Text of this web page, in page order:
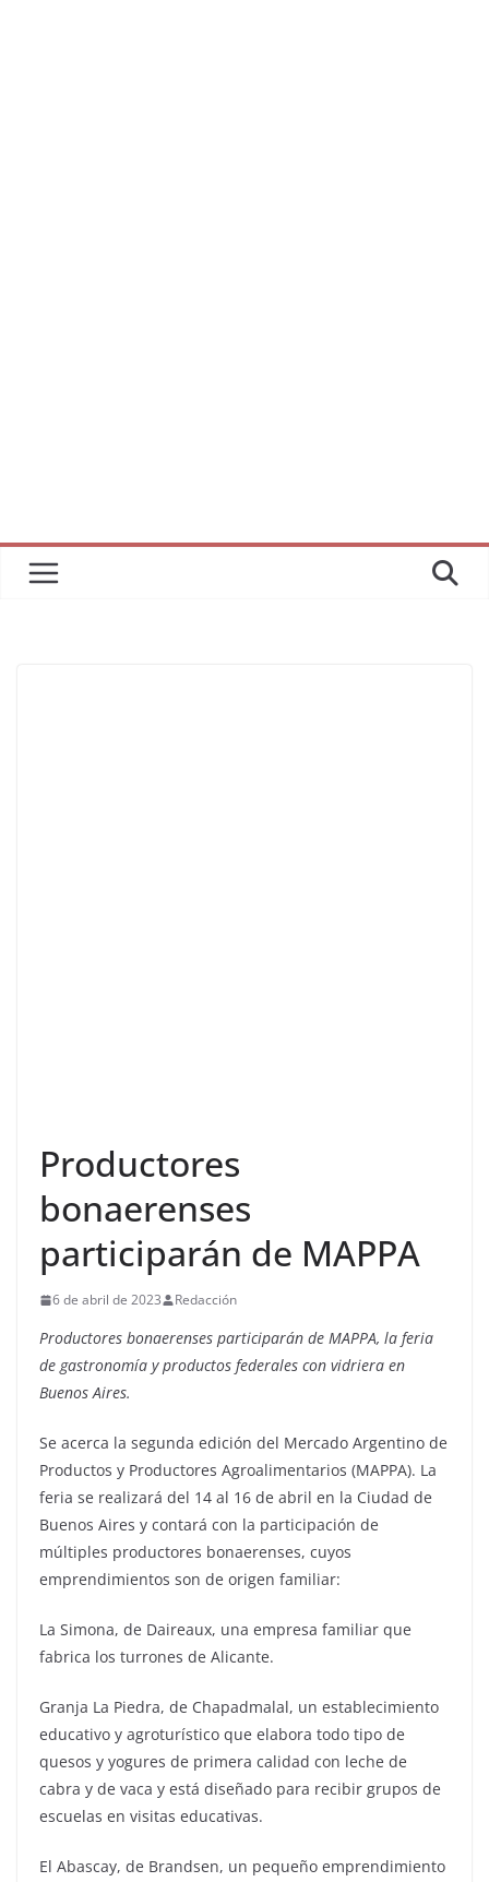
Productores
bonaerenses
participarán de MAPPA
6 de abril de 2023 Redacción
Productores bonaerenses participarán de MAPPA, la feria
de gastronomía y productos federales con vidriera en
Buenos Aires.
Se acerca la segunda edición del Mercado Argentino de
Productos y Productores Agroalimentarios (MAPPA). La
feria se realizará del 14 al 16 de abril en la Ciudad de
Buenos Aires y contará con la participación de
múltiples productores bonaerenses, cuyos
emprendimientos son de origen familiar:
La Simona, de Daireaux, una empresa familiar que
fabrica los turrones de Alicante.
Granja La Piedra, de Chapadmalal, un establecimiento
educativo y agroturístico que elabora todo tipo de
quesos y yogures de primera calidad con leche de
cabra y de vaca y está diseñado para recibir grupos de
escuelas en visitas educativas.
El Abascay, de Brandsen, un pequeño emprendimiento